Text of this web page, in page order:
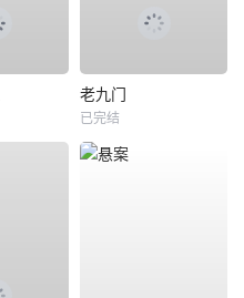
老九门
已完结